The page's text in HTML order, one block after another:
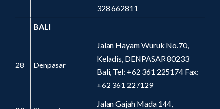
328 662811
BALI
28 Denpasar
Jalan Hayam Wuruk No.70,
Keladis, DENPASAR 80233
Bali, Tel: +62 361 225174 Fax:
+62 361 227129
Jalan Gajah Mada 144,